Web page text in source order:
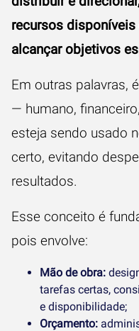
recursos
alcançar objetivos
Em outras palavras,
— humano,
esteja sendo usado
certo, evitando
resultados.
Esse conceito é
pois envolve:
Mão de obra:
tarefas certas,
e disponibilidade;
Orçamento: